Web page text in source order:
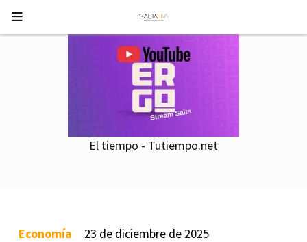
El tiempo - Tutiempo.net
Economía 23 de diciembre de 2025